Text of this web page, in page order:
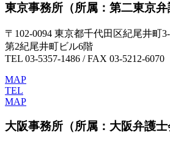
東京事務所 （所属：第二東京弁
〒102-0094 東京都千代田区紀尾井町
第2紀尾井町ビル6階
TEL 03-5357-1486 / FAX 03-5212-6070
MAP
TEL
MAP
大阪事務所 （所属：大阪弁護士